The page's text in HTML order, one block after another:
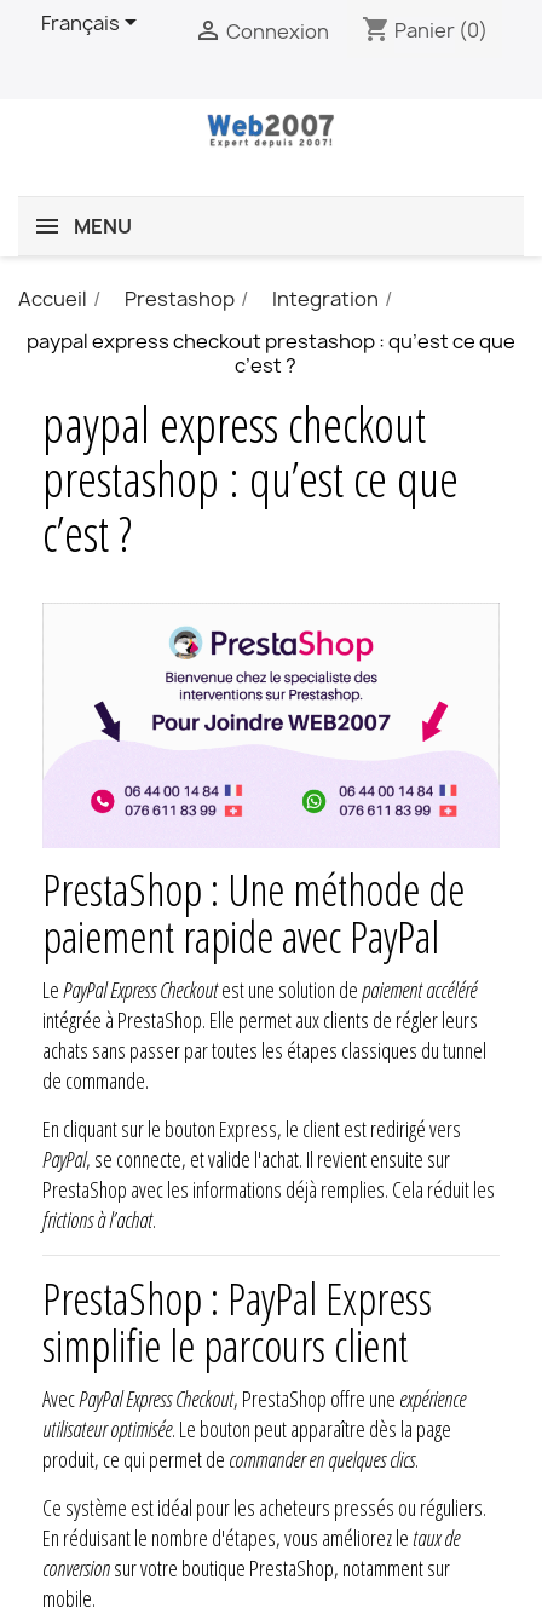
Français  Connexion shopping_cart Panier (0)
MENU
Accueil Prestashop
Integration
paypal express checkout prestashop : qu’est ce que
c’est ?
paypal express checkout
prestashop : qu’est ce que
c’est ?
PrestaShop : Une méthode de
paiement rapide avec PayPal
LePayPal Express Checkoutest une solution depaiement accéléré
intégrée à PrestaShop. Elle permet aux clients de régler leurs
achats sans passer par toutes les étapes classiques du tunnel
de commande.
En cliquant sur le bouton Express, le client est redirigé vers
PayPal, se connecte, et valide l'achat. Il revient ensuite sur
PrestaShop avec les informations déjà remplies. Cela réduit les
frictions à l’achat.
PrestaShop : PayPal Express
simplifie le parcours client
AvecPayPal Express Checkout, PrestaShop offre une expérience
utilisateur optimisée. Le bouton peut apparaître dès la page
produit, ce qui permet de commander en quelques clics.
Ce système est idéal pour les acheteurs pressés ou réguliers.
En réduisant le nombre d'étapes, vous améliorez letaux de
conversionsur votre boutique PrestaShop, notamment sur
mobile.